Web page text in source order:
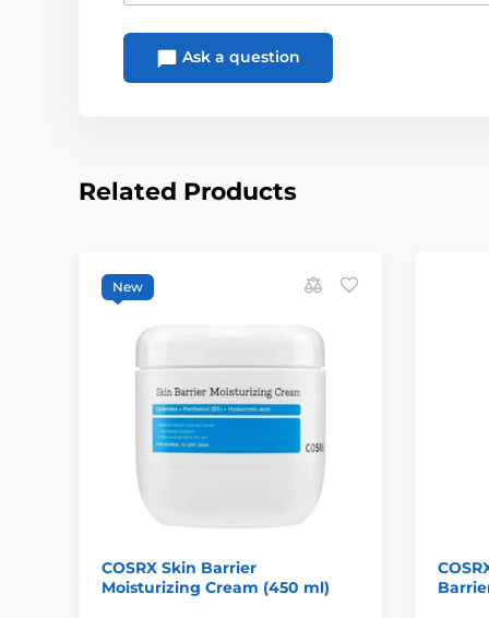
Ask a question
Related Products
New
COSRX Skin Barrier
Moisturizing Cream (450 ml)